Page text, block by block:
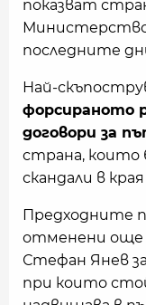
показват
последните
Най-
форсираното
договори за
страна, които
скандали в
Предходните
отменени още
Стефан Янев
при които